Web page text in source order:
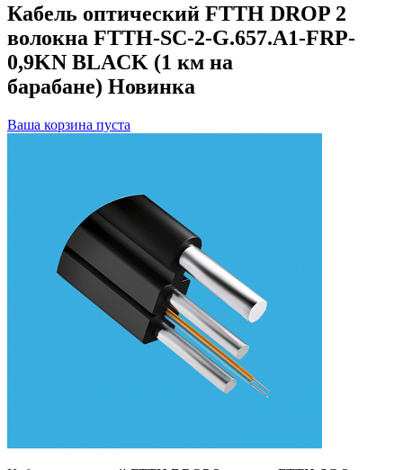
Кабель оптический FTTH DROP 2
волокна FTTH-SC-2-G.657.A1-FRP-
0,9KN BLACK (1 км на
барабане) Новинка
Ваша корзина пуста